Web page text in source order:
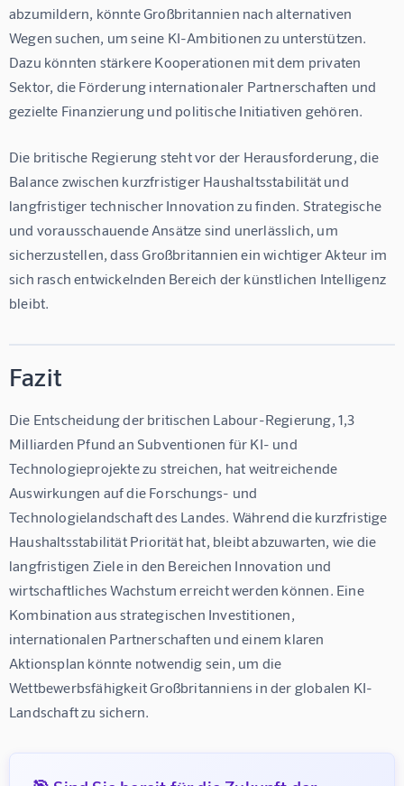
abzumildern, könnte Großbritannien nach alternativen
Wegen suchen, um seine KI-Ambitionen zu unterstützen.
Dazu könnten stärkere Kooperationen mit dem privaten
Sektor, die Förderung internationaler Partnerschaften und
gezielte Finanzierung und politische Initiativen gehören.
Die britische Regierung steht vor der Herausforderung, die
Balance zwischen kurzfristiger Haushaltsstabilität und
langfristiger technischer Innovation zu finden. Strategische
und vorausschauende Ansätze sind unerlässlich, um
sicherzustellen, dass Großbritannien ein wichtiger Akteur im
sich rasch entwickelnden Bereich der künstlichen Intelligenz
bleibt.
Fazit
Die Entscheidung der britischen Labour-Regierung, 1,3
Milliarden Pfund an Subventionen für KI- und
Technologieprojekte zu streichen, hat weitreichende
Auswirkungen auf die Forschungs- und
Technologielandschaft des Landes. Während die kurzfristige
Haushaltsstabilität Priorität hat, bleibt abzuwarten, wie die
langfristigen Ziele in den Bereichen Innovation und
wirtschaftliches Wachstum erreicht werden können. Eine
Kombination aus strategischen Investitionen,
internationalen Partnerschaften und einem klaren
Aktionsplan könnte notwendig sein, um die
Wettbewerbsfähigkeit Großbritanniens in der globalen KI-
Landschaft zu sichern.